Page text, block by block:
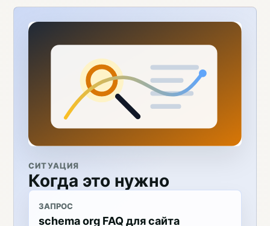
СИТУАЦИЯ
Когда это нужно
ЗАПРОС
schema org FAQ для сайта